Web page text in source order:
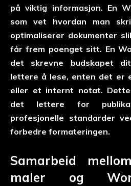
på viktig informasjon. En
som vet hvordan man
optimaliserer dokumenter
får frem poenget sitt. En
det skrevne budskapet
lettere å lese, enten det er
eller et internt notat.
det lettere for
profesjonelle standarder
forbedre formateringen.
Samarbeid
maler og